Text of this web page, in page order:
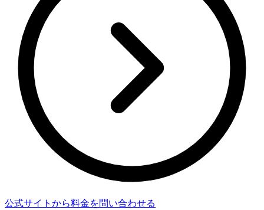
公式サイトから料金を問い合わせる